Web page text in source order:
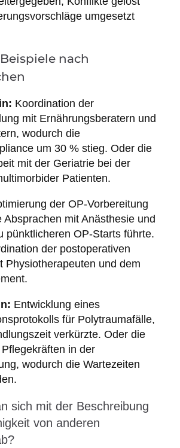
umgesetzt
nach
Koordination der
mit Ernährungsberatern und
wodurch die
um 30 % stieg. Oder die
mit der Geriatrie bei der
Patienten.
der OP-Vorbereitung
Absprachen mit Anästhesie und
pünktlicheren OP-Starts führte.
der postoperativen
Physiotherapeuten und dem
Entwicklung eines
für Polytraumafälle,
verkürzte. Oder die
in der
wodurch die Wartezeiten
sich mit der Beschreibung
von anderen